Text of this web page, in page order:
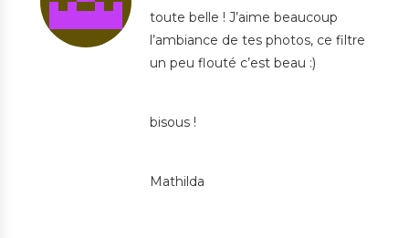
toute belle ! J’aime beaucoup
l’ambiance de tes photos, ce filtre
un peu flouté c’est beau :)
bisous !
Mathilda